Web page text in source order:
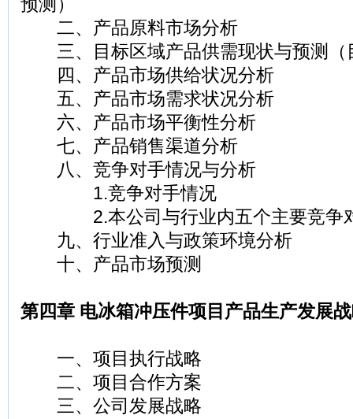
预测）
二、产品原料市场分析
三、目标区域产品供需现状与预测（
四、产品市场供给状况分析
五、产品市场需求状况分析
六、产品市场平衡性分析
七、产品销售渠道分析
八、竞争对手情况与分析
1.竞争对手情况
2.本公司与行业内五个主要竞争
九、行业准入与政策环境分析
十、产品市场预测
第四章 电冰箱冲压件项目产品生产发展
一、项目执行战略
二、项目合作方案
三、公司发展战略